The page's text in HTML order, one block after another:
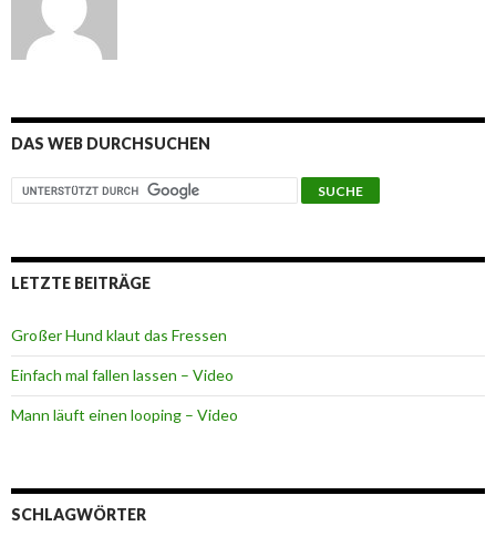
DAS WEB DURCHSUCHEN
LETZTE BEITRÄGE
Großer Hund klaut das Fressen
Einfach mal fallen lassen – Video
Mann läuft einen looping – Video
SCHLAGWÖRTER